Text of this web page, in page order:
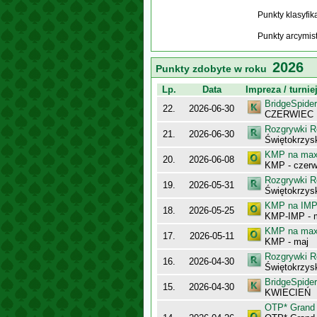
Punkty
Punkty
Punkty zdobyte w roku 2026
Lp. Data
Impreza / turniej
22.
2026-06-30
CZERWIEC
21.
2026-06-30
Rozgrywki
20.
2026-06-08
KMP na
KMP -
19.
2026-05-31
Rozgrywki
18.
2026-05-25
KMP na
KMP-IMP -
17.
2026-05-11
KMP na
KMP - maj
16.
2026-04-30
Rozgrywki
15.
2026-04-30
KWIECIEŃ
OTP*